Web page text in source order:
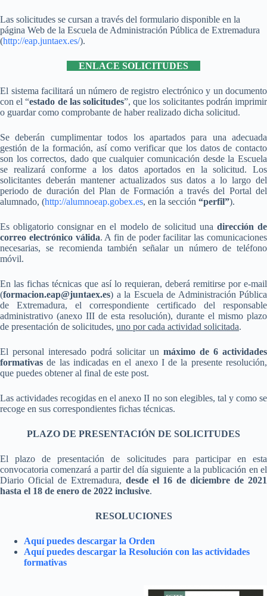
Las solicitudes se cursan a través del formulario disponible en la
página Web de la Escuela de Administración Pública de Extremadura
(http://eap.juntaex.es/).
ENLACE SOLICITUDES
El sistema facilitará un número de registro electrónico y un documento
con el “estado de las solicitudes”, que los solicitantes podrán imprimir
o guardar como comprobante de haber realizado dicha solicitud.
Se deberán cumplimentar todos los apartados para una adecuada
gestión de la formación, así como verificar que los datos de contacto
son los correctos, dado que cualquier comunicación desde la Escuela
se realizará conforme a los datos aportados en la solicitud. Los
solicitantes deberán mantener actualizados sus datos a lo largo del
periodo de duración del Plan de Formación a través del Portal del
alumnado, (http://alumnoeap.gobex.es, en la sección “perfil”).
Es obligatorio consignar en el modelo de solicitud una dirección de
correo electrónico válida. A fin de poder facilitar las comunicaciones
necesarias, se recomienda también señalar un número de teléfono
móvil.
En las fichas técnicas que así lo requieran, deberá remitirse por e-mail
(formacion.eap@juntaex.es) a la Escuela de Administración Pública
de Extremadura, el correspondiente certificado del responsable
administrativo (anexo III de esta resolución), durante el mismo plazo
de presentación de solicitudes, uno por cada actividad solicitada.
El personal interesado podrá solicitar un máximo de 6 actividades
formativas de las indicadas en el anexo I de la presente resolución,
que puedes obtener al final de este post.
Las actividades recogidas en el anexo II no son elegibles, tal y como se
recoge en sus correspondientes fichas técnicas.
PLAZO DE PRESENTACIÓN DE SOLICITUDES
El plazo de presentación de solicitudes para participar en esta
convocatoria comenzará a partir del día siguiente a la publicación en el
Diario Oficial de Extremadura, desde el 16 de diciembre de 2021
hasta el 18 de enero de 2022 inclusive.
RESOLUCIONES
Aquí puedes descargar la Orden
Aquí puedes descargar la Resolución con las actividades
formativas